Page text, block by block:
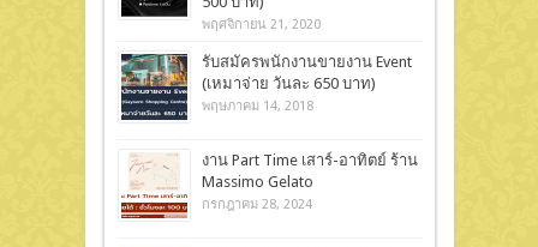
พฤศจิกายน 21, 2020
รับสมัครพนักงานขายงาน Event
(เหมาจ่าย วันละ 650 บาท)
พฤษภาคม 14, 2018
งาน Part Time เสาร์-อาทิตย์ ร้าน
Massimo Gelato
กรกฎาคม 28, 2024